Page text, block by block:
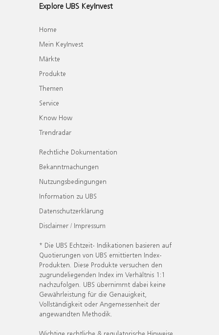
Explore UBS KeyInvest
Home
Mein KeyInvest
Märkte
Produkte
Themen
Service
Know How
Trendradar
Rechtliche Dokumentation
Bekanntmachungen
Nutzungsbedingungen
Information zu UBS
Datenschutzerklärung
Disclaimer / Impressum
* Die UBS Echtzeit- Indikationen basieren auf
Quotierungen von UBS emittierten Index-
Produkten. Diese Produkte versuchen den
zugrundeliegenden Index im Verhältnis 1:1
nachzufolgen. UBS übernimmt dabei keine
Gewährleistung für die Genauigkeit,
Vollständigkeit oder Angemessenheit der
angewandten Methodik.